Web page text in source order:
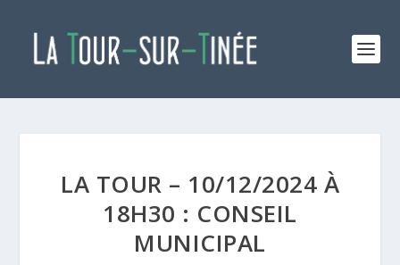
LA TOUR – 10/12/2024 À
18H30 : CONSEIL
MUNICIPAL